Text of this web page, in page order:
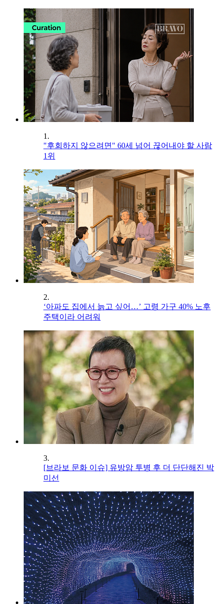
1.
"후회하지 않으려면" 60세 넘어 끊어내야 할 사람
1위
2.
‘아파도 집에서 늙고 싶어…’ 고령 가구 40% 노후
주택이라 어려워
3.
[브라보 문화 이슈] 유방암 투병 후 더 단단해진 박
미선